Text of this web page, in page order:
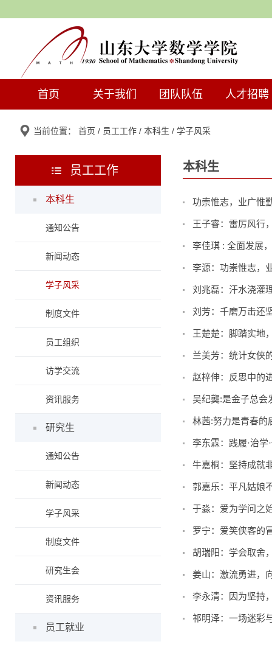
首页 关于我们 团队队伍 人才招聘
当前位置： 首页 / 员工工作 / 本科生 / 学子风采
员工工作
本科生
通知公告
新闻动态
学子风采
制度文件
员工组织
访学交流
资讯服务
研究生
通知公告
新闻动态
学子风采
制度文件
研究生会
资讯服务
员工就业
本科生
功崇惟志，业广惟
王子睿：雷厉风行
李佳琪 : 全面发展
李源：功崇惟志，
刘兆磊：汗水浇灌
刘芳：千磨万击还
王楚楚：脚踏实地
兰美芳：统计女侠
赵梓伸：反思中的
吴纪龑:是金子总会
林茜:努力是青春的
李东霖：践履·治学
牛嘉桐：坚持成就
郭嘉乐：平凡姑娘
于淼：爱为学问之
罗宁：爱笑侠客的
胡瑞阳：学会取舍
姜山：激流勇进，
李永清：因为坚持
祁明泽：一场迷彩